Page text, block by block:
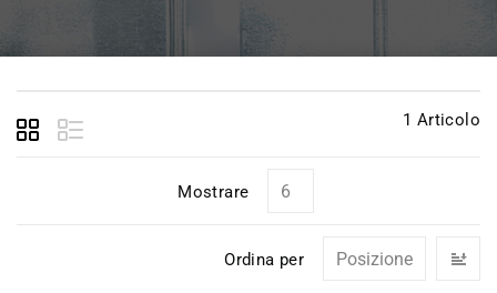
1 Articolo
Mostrare
Ordina per